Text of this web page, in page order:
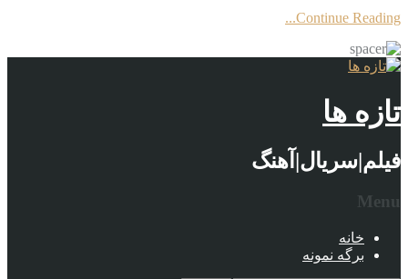
Continue Reading...
تازه ها
فیلم|سریال|آهنگ
Menu
خانه
برگه نمونه